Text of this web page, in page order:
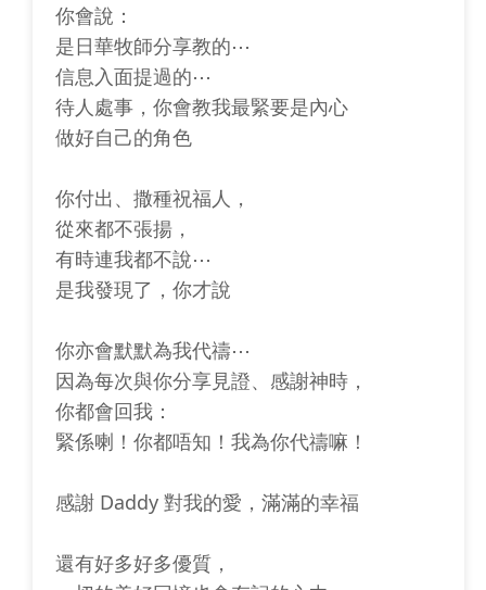
你會說：
是日華牧師分享教的⋯
信息入面提過的⋯
待人處事，你會教我最緊要是內心
做好自己的角色
你付出、撒種祝福人，
從來都不張揚，
有時連我都不說⋯
是我發現了，你才說
你亦會默默為我代禱⋯
因為每次與你分享見證、感謝神時，
你都會回我：
緊係喇！你都唔知！我為你代禱嘛！
感謝 Daddy 對我的愛，滿滿的幸福
還有好多好多優質，